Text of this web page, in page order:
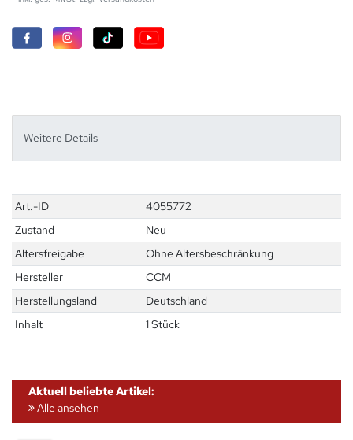
Weitere Details
Technisches
Merkmal
Wert
Art.-ID
4055772
Zustand
Neu
Altersfreigabe
Ohne Altersbeschränkung
Hersteller
CCM
Herstellungsland
Deutschland
Inhalt
1 Stück
Aktuell beliebte Artikel:
Alle ansehen